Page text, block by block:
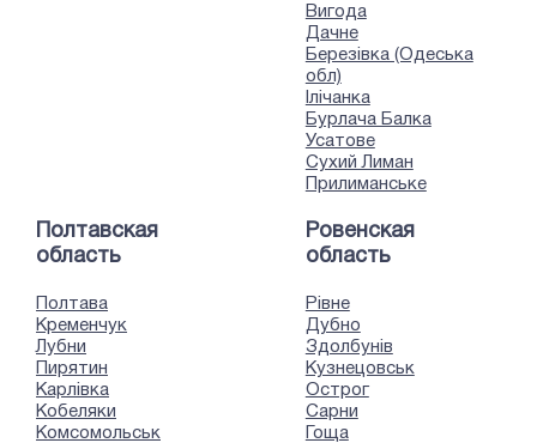
Вигода
Дачне
Березівка (Одеська
обл)
Ілічанка
Бурлача Балка
Усатове
Сухий Лиман
Прилиманське
Полтавская
область
Полтава
Кременчук
Лубни
Пирятин
Карлівка
Кобеляки
Комсомольськ
Ровенская
область
Рівне
Дубно
Здолбунів
Кузнецовськ
Острог
Сарни
Гоща